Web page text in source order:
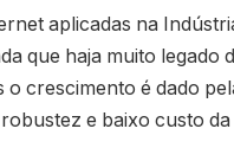
aplicadas na
que haja muito legado
o crescimento é dado
e baixo custo da